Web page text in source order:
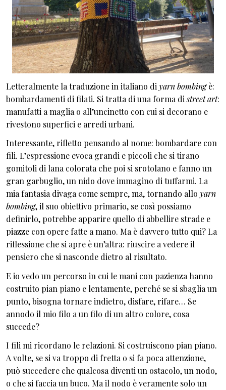
Letteralmente la traduzione in italiano di yarn bombingè:
bombardamenti di filati. Si tratta di una forma distreet art:
manufatti a maglia o all’uncinetto con cui si decorano e
rivestono superfici e arredi urbani.
Interessante, rifletto pensando al nome: bombardare con
fili. L’espressione evoca grandi e piccoli che si tirano
gomitoli di lana colorata che poi si srotolano e fanno un
gran garbuglio, un nido dove immagino di tuffarmi. La
mia fantasia divaga come sempre, ma, tornando allo yarn
bombing, il suo obiettivo primario, se così possiamo
definirlo, potrebbe apparire quello di abbellire strade e
piazze con opere fatte a mano. Ma è davvero tutto qui? La
riflessione che si apre è un’altra: riuscire a vedere il
pensiero che si nasconde dietro al risultato.
E io vedo un percorso in cui le mani con pazienza hanno
costruito pian piano e lentamente, perché se si sbaglia un
punto, bisogna tornare indietro, disfare, rifare… Se
annodo il mio filo a un filo di un altro colore, cosa
succede?
I fili mi ricordano le relazioni. Si costruiscono pian piano.
A volte, se si va troppo di fretta o si fa poca attenzione,
può succedere che qualcosa diventi un ostacolo, un nodo,
o che si faccia un buco. Ma il nodo è veramente solo un